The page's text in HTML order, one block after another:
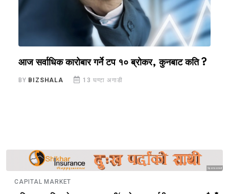
आज सर्वाधिक कारोबार गर्ने टप १० ब्रोकर, कुनबाट कति ?
BY BIZSHALA 13 घण्टा अगाडी
Sponsored
CAPITAL MARKET